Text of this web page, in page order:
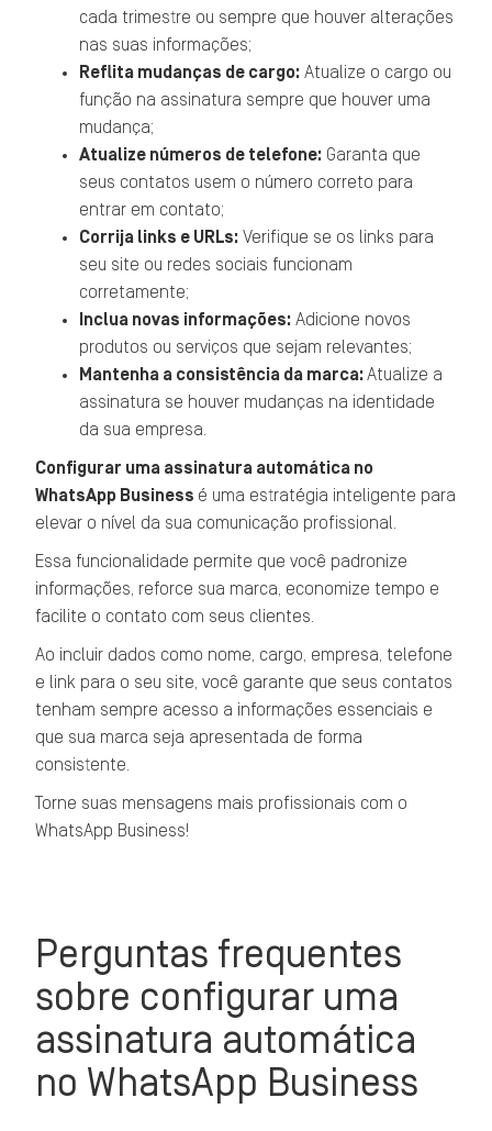
cada trimestre ou sempre que houver alterações
nas suas informações;
Reflita mudanças de cargo: Atualize o cargo ou
função na assinatura sempre que houver uma
mudança;
Atualize números de telefone: Garanta que
seus contatos usem o número correto para
entrar em contato;
Corrija links e URLs: Verifique se os links para
seu site ou redes sociais funcionam
corretamente;
Inclua novas informações: Adicione novos
produtos ou serviços que sejam relevantes;
Mantenha a consistência da marca:Atualize a
assinatura se houver mudanças na identidade
da sua empresa.
Configurar uma assinatura automática no
WhatsApp Business é uma estratégia inteligente para
elevar o nível da sua comunicação profissional.
Essa funcionalidade permite que você padronize
informações, reforce sua marca, economize tempo e
facilite o contato com seus clientes.
Ao incluir dados como nome, cargo, empresa, telefone
e link para o seu site, você garante que seus contatos
tenham sempre acesso a informações essenciais e
que sua marca seja apresentada de forma
consistente.
Torne suas mensagens mais profissionais com o
WhatsApp Business!
Perguntas frequentes
sobre configurar uma
assinatura automática
no WhatsApp Business